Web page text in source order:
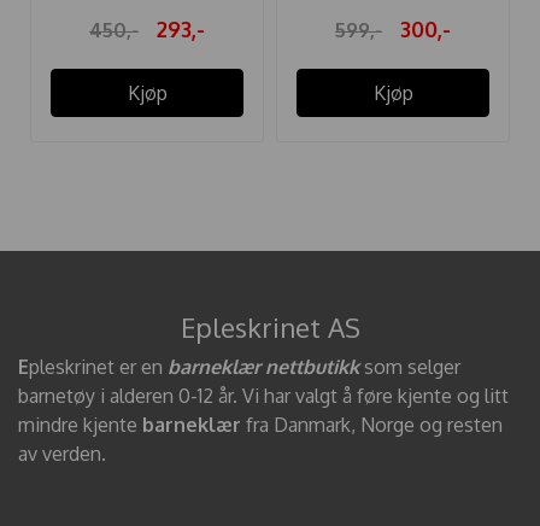
450,- 293,-
Kjøp
599,- 300,-
Kjøp
Epleskrinet AS
Epleskrinet er en barneklær nettbutikksom selger
barnetøy i alderen 0-12 år. Vi har valgt å føre kjente og litt
mindre kjente barneklær fra Danmark, Norge og resten
av verden.